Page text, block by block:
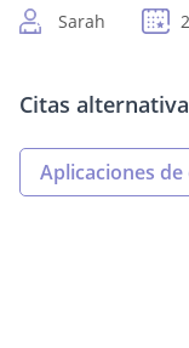
Sarah
Citas
Aplicaciones de